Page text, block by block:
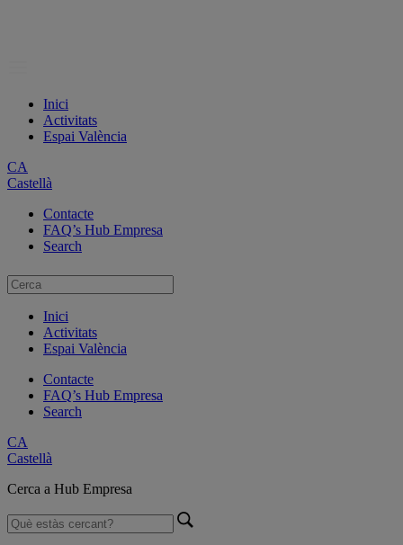
Inici
Activitats
Espai València
CA
Castellà
Contacte
FAQ’s Hub Empresa
Search
Inici
Activitats
Espai València
Contacte
FAQ’s Hub Empresa
Search
CA
Castellà
Cerca a Hub Empresa